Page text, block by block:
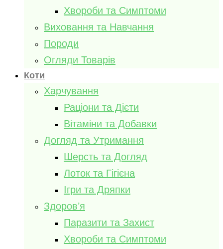
Хвороби та Симптоми
Виховання та Навчання
Породи
Огляди Товарів
Коти
Харчування
Раціони та Дієти
Вітаміни та Добавки
Догляд та Утримання
Шерсть та Догляд
Лоток та Гігієна
Ігри та Дряпки
Здоров’я
Паразити та Захист
Хвороби та Симптоми